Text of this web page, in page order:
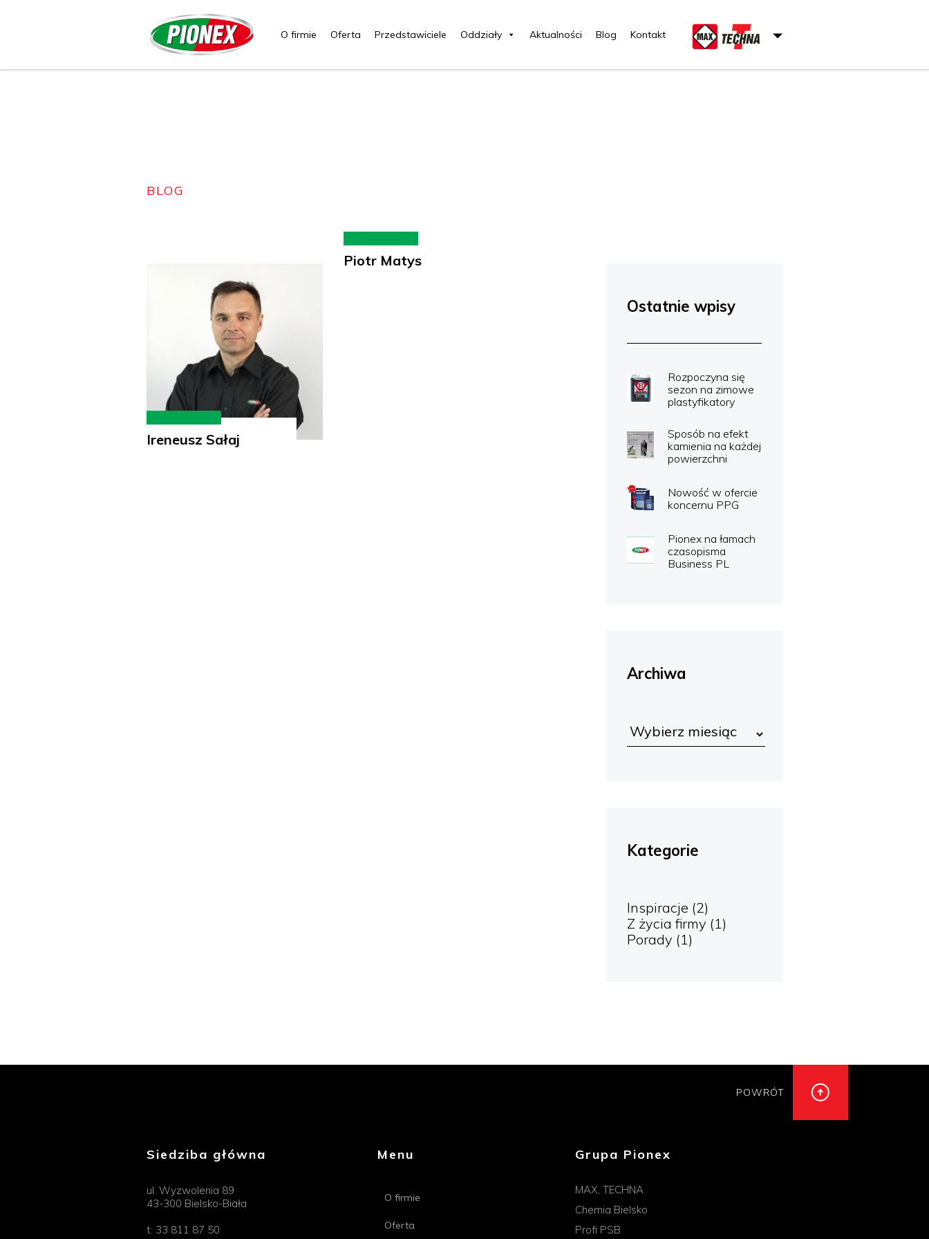
O firmie Oferta Przedstawiciele Oddziały Aktualności Blog Kontakt
BLOG
Ireneusz Sałaj
Piotr Matys
Ostatnie wpisy
Rozpoczyna się
sezon na zimowe
plastyfikatory
Sposób na efekt
kamienia na każdej
powierzchni
Nowość w ofercie
koncernu PPG
Pionex na łamach
czasopisma
Business PL
Archiwa
Kategorie
Inspiracje (2)
Z życia firmy (1)
Porady (1)
POWRÓT
Siedziba główna
ul. Wyzwolenia 89
43-300 Bielsko-Biała
t: 33 811 87 50
Menu
O firmie
Oferta
Grupa Pionex
MAX, TECHNA
Chemia Bielsko
Profi PSB